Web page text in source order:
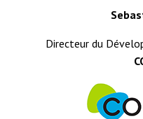
Directeur du